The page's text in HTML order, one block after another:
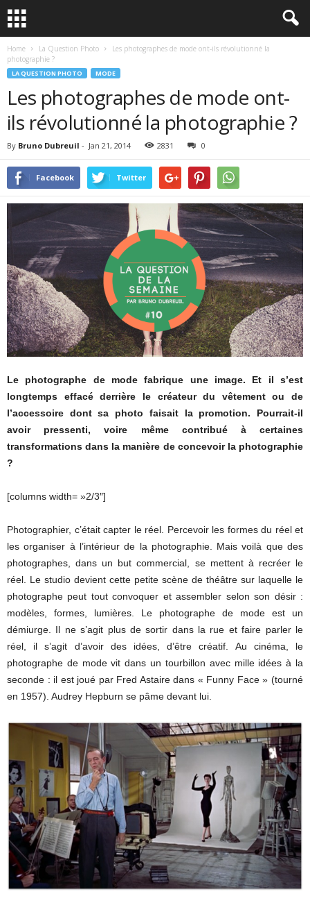
Home La Question Photo
Les photographes de mode ont-ils révolutionné la
photographie ?
LA QUESTION PHOTO MODE
Les photographes de mode ont-
ils révolutionné la photographie ?
By Bruno Dubreuil - Jan 21, 2014 2831 0
Facebook Twitter
Le photographe de mode fabrique une image. Et il s’est
longtemps effacé derrière le créateur du vêtement ou de
l’accessoire dont sa photo faisait la promotion. Pourrait-il
avoir pressenti, voire même contribué à certaines
transformations dans la manière de concevoir la photographie
?
[columns width= »2/3″]
Photographier, c’était capter le réel. Percevoir les formes du réel et
les organiser à l’intérieur de la photographie. Mais voilà que des
photographes, dans un but commercial, se mettent à recréer le
réel. Le studio devient cette petite scène de théâtre sur laquelle le
photographe peut tout convoquer et assembler selon son désir :
modèles, formes, lumières. Le photographe de mode est un
démiurge. Il ne s’agit plus de sortir dans la rue et faire parler le
réel, il s’agit d’avoir des idées, d’être créatif. Au cinéma, le
photographe de mode vit dans un tourbillon avec mille idées à la
seconde : il est joué par Fred Astaire dans « Funny Face » (tourné
en 1957). Audrey Hepburn se pâme devant lui.